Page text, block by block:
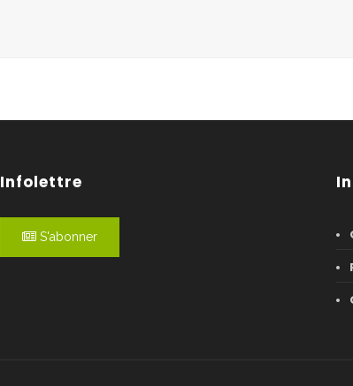
Infolettre
S'abonner